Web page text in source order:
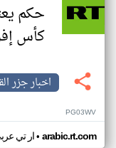
حكم
كأس
اخبار جزر
PG03WV
ار تي• arabic.rt.com